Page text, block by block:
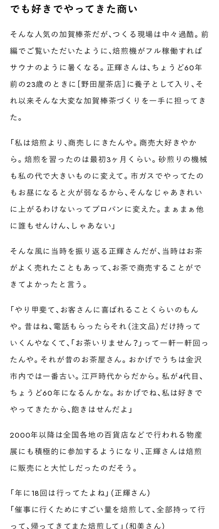
Ocha SURU? Lab.
COLOURS BY CHAGOCORO
でも好きでやってきた商い
そんな人気の加賀棒茶だが、つくる現場は中々過酷。前
編でご覧いただいたように、焙煎機がフル稼働すれば
サウナのように暑くなる。正輝さんは、ちょうど60年
前の23歳のときに［野田屋茶店］に養子として入り、そ
れ以来そんな大変な加賀棒茶づくりを一手に担ってき
た。
「私は焙煎より、商売しにきたんや。商売大好きやか
ら。焙煎を習ったのは最初3ヶ月くらい。砂煎りの機械
も私の代で大きいものに変えて。市ガスでやってたの
もお昼になると火が弱なるから、そんなじゃあきれい
に上がるわけないってプロパンに変えた。まぁまぁ他
に誰もせんけん、しゃあない」
そんな風に当時を振り返る正輝さんだが、当時はお茶
がよく売れたこともあって、お茶で商売することがで
きてよかったと言う。
「やり甲斐て、お客さんに喜ばれることくらいのもん
や。昔はね、電話もらったらそれ（注文品）だけ持って
いくんやなくて、「お茶いりません？」って一軒一軒回っ
たんや。それが昔のお茶屋さん。おかげでうちは金沢
市内では一番古い。江戸時代からだから。私が4代目、
ちょうど60年になるんかな。おかげでね、私は好きで
やってきたから、飽きはせんだよ」
2000年以降は全国各地の百貨店などで行われる物産
展にも積極的に参加するようになり、正輝さんは焙煎
に販売にと大忙しだったのだそう。
「年に18回は行ってたよね」（正輝さん）
「催事に行くためにすごい量を焙煎して、全部持って行
って、帰ってきてまた焙煎して」（和美さん）